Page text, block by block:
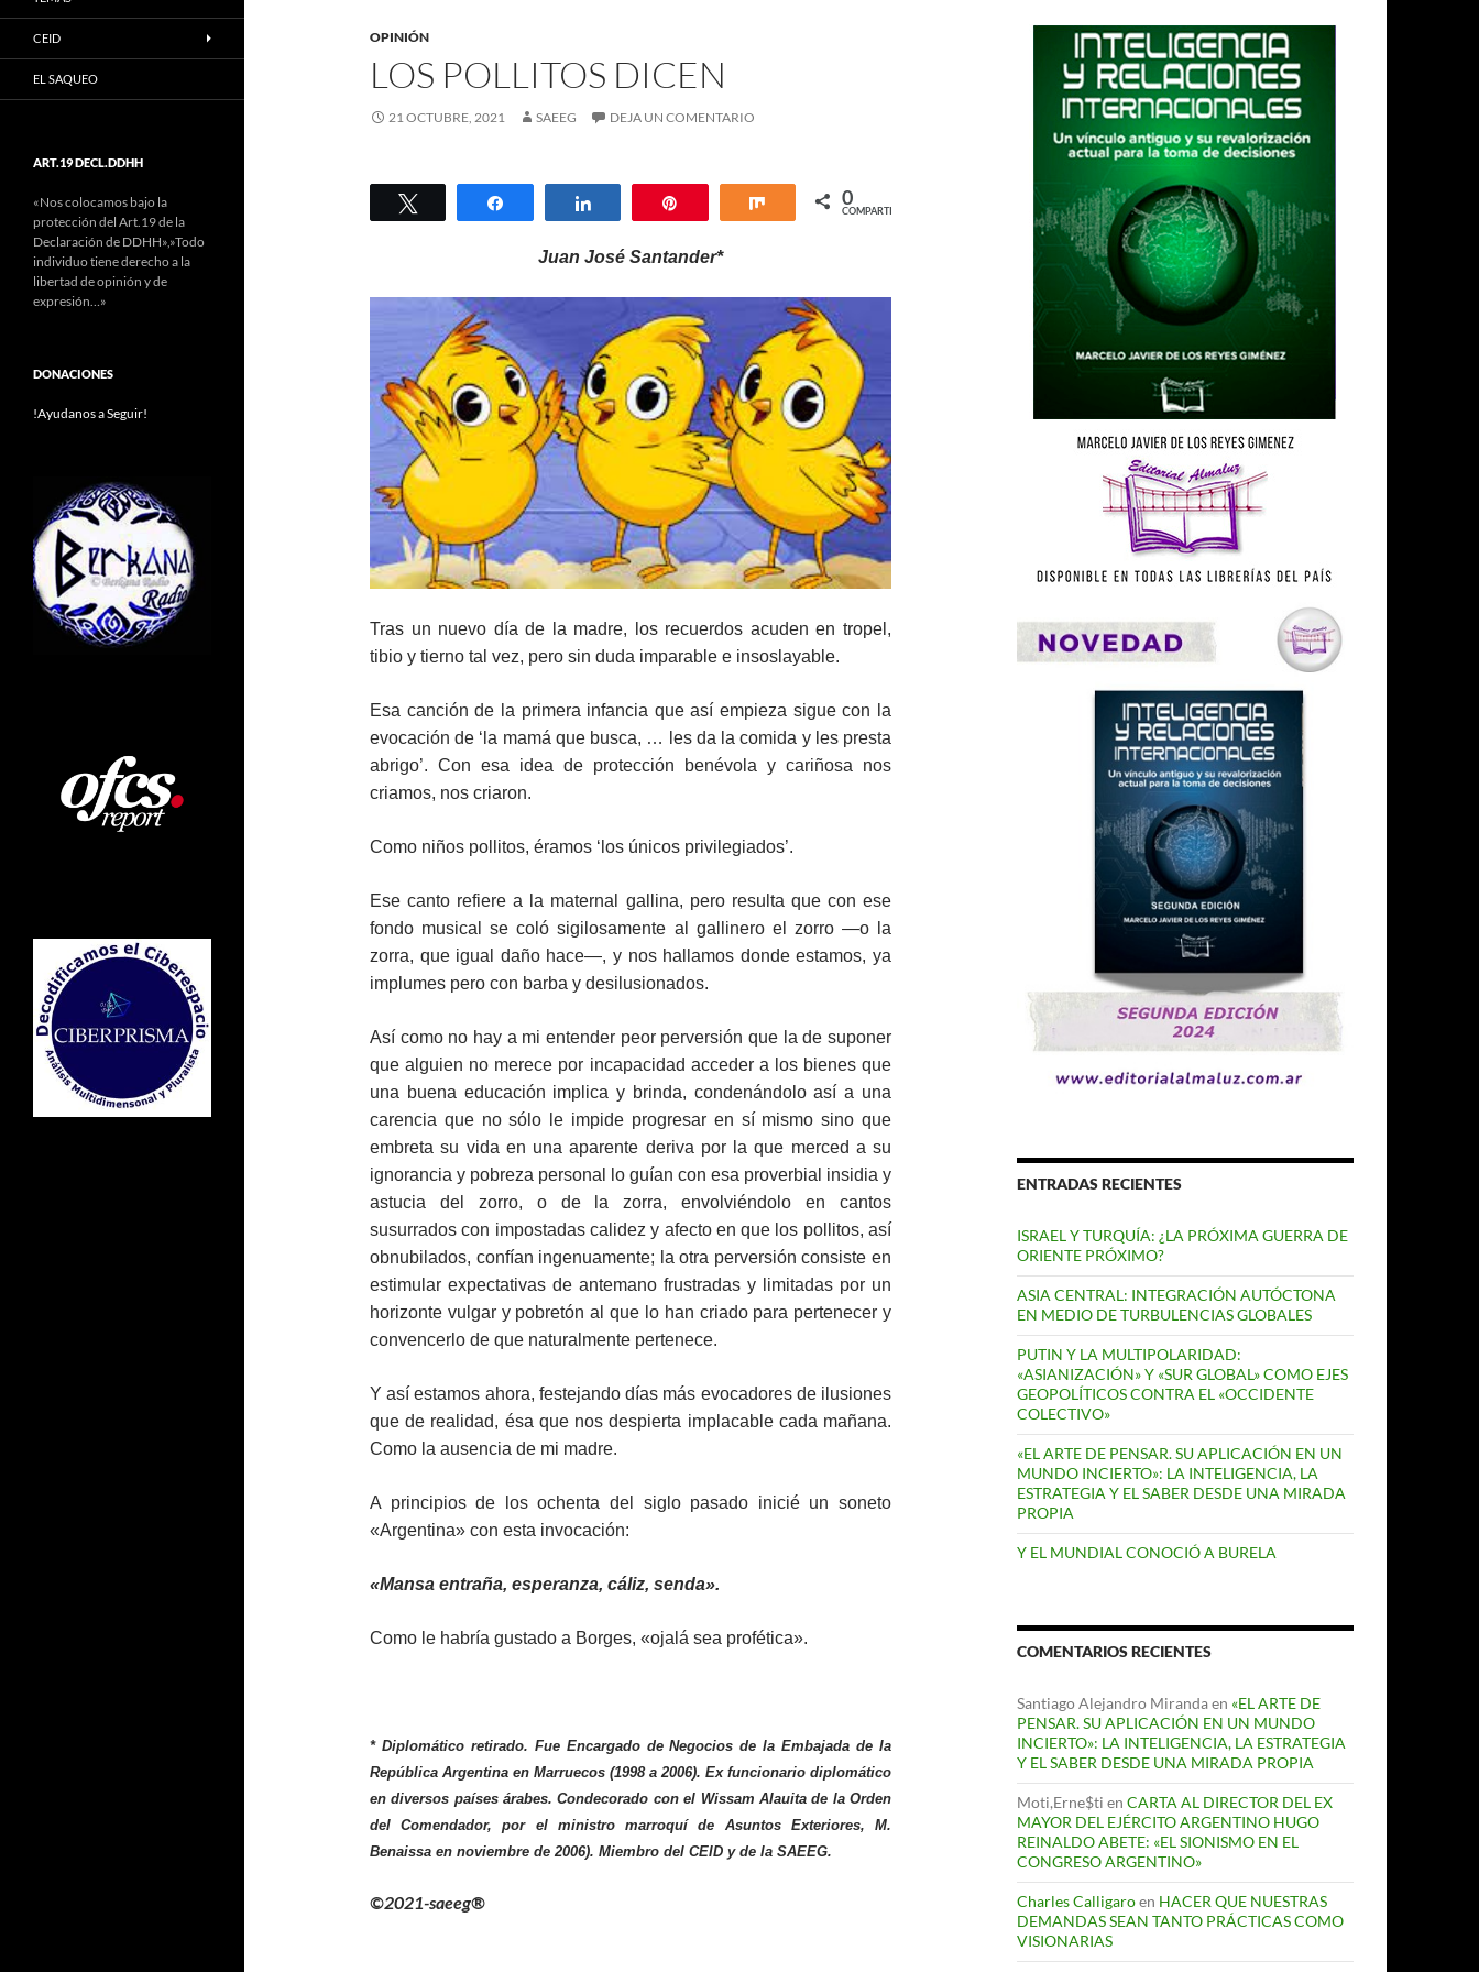
OPINIÓN
LOS POLLITOS DICEN
21 OCTUBRE, 2021 SAEEG DEJA UN COMENTARIO
Twittear Compartir Compartir Compartir
0
COMPARTIR
Juan José Santander*
Tras un nuevo día de la madre, los recuerdos acuden en tropel,
tibio y tierno tal vez, pero sin duda imparable e insoslayable.
Esa canción de la primera infancia que así empieza sigue con la
evocación de ‘la mamá que busca, … les da la comida y les presta
abrigo’. Con esa idea de protección benévola y cariñosa nos
criamos, nos criaron.
Como niños pollitos, éramos ‘los únicos privilegiados’.
Ese canto refiere a la maternal gallina, pero resulta que con ese
fondo musical se coló sigilosamente al gallinero el zorro —o la
zorra, que igual daño hace—, y nos hallamos donde estamos, ya
implumes pero con barba y desilusionados.
Así como no hay a mi entender peor perversión que la de suponer
que alguien no merece por incapacidad acceder a los bienes que
una buena educación implica y brinda, condenándolo así a una
carencia que no sólo le impide progresar en sí mismo sino que
embreta su vida en una aparente deriva por la que merced a su
ignorancia y pobreza personal lo guían con esa proverbial insidia y
astucia del zorro, o de la zorra, envolviéndolo en cantos
susurrados con impostadas calidez y afecto en que los pollitos, así
obnubilados, confían ingenuamente; la otra perversión consiste en
estimular expectativas de antemano frustradas y limitadas por un
horizonte vulgar y pobretón al que lo han criado para pertenecer y
convencerlo de que naturalmente pertenece.
Y así estamos ahora, festejando días más evocadores de ilusiones
que de realidad, ésa que nos despierta implacable cada mañana.
Como la ausencia de mi madre.
A principios de los ochenta del siglo pasado inicié un soneto
«Argentina» con esta invocación:
«Mansa entraña, esperanza, cáliz, senda».
Como le habría gustado a Borges, «ojalá sea profética».
* Diplomático retirado. Fue Encargado de Negocios de la Embajada de la
República Argentina en Marruecos (1998 a 2006). Ex funcionario diplomático
en diversos países árabes. Condecorado con el Wissam Alauita de la Orden
del Comendador, por el ministro marroquí de Asuntos Exteriores, M.
Benaissa en noviembre de 2006). Miembro del CEID y de la SAEEG.
©2021-saeeg®
ENTRADAS RECIENTES
ISRAEL Y TURQUÍA: ¿LA PRÓXIMA GUERRA DE
ORIENTE PRÓXIMO?
ASIA CENTRAL: INTEGRACIÓN AUTÓCTONA
EN MEDIO DE TURBULENCIAS GLOBALES
PUTIN Y LA MULTIPOLARIDAD:
«ASIANIZACIÓN» Y «SUR GLOBAL» COMO EJES
GEOPOLÍTICOS CONTRA EL «OCCIDENTE
COLECTIVO»
«EL ARTE DE PENSAR. SU APLICACIÓN EN UN
MUNDO INCIERTO»: LA INTELIGENCIA, LA
ESTRATEGIA Y EL SABER DESDE UNA MIRADA
PROPIA
Y EL MUNDIAL CONOCIÓ A BURELA
COMENTARIOS RECIENTES
Santiago Alejandro Mirandaen «EL ARTE DE
PENSAR. SU APLICACIÓN EN UN MUNDO
INCIERTO»: LA INTELIGENCIA, LA ESTRATEGIA
Y EL SABER DESDE UNA MIRADA PROPIA
Moti,Erne$ti en CARTA AL DIRECTOR DEL EX
MAYOR DEL EJÉRCITO ARGENTINO HUGO
REINALDO ABETE: «EL SIONISMO EN EL
CONGRESO ARGENTINO»
Charles Calligaroen HACER QUE NUESTRAS
DEMANDAS SEAN TANTO PRÁCTICAS COMO
VISIONARIAS
CEID
EL SAQUEO
ART.19 DECL.DDHH
«Nos colocamos bajo la
protección del Art.19 de la
Declaración de DDHH»,»Todo
individuo tiene derecho a la
libertad de opinión y de
expresión…»
DONACIONES
!Ayudanos a Seguir!